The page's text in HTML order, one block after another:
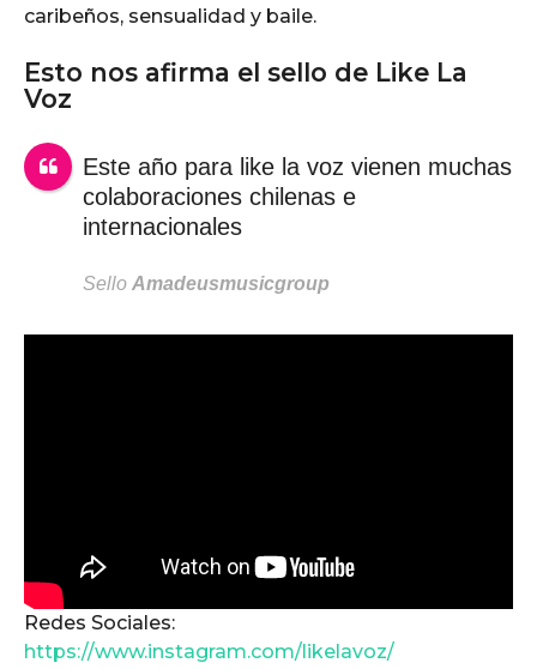
caribeños, sensualidad y baile.
Esto nos afirma el sello de Like La
Voz
Este año para like la voz vienen muchas
colaboraciones chilenas e
internacionales
Sello Amadeusmusicgroup
Redes Sociales:
https://www.instagram.com/likelavoz/